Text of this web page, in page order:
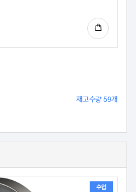
재고수량 59개
수입